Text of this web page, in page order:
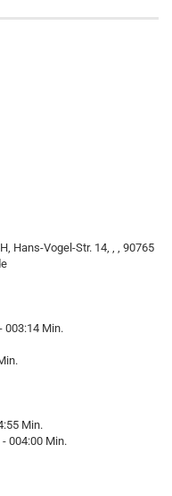
Hans-Vogel-Str. 14, , , 90765
003:14 Min.
Min.
004:00 Min.